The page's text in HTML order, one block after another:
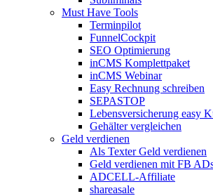
Must Have Tools
Terminpilot
FunnelCockpit
SEO Optimierung
inCMS Komplettpaket
inCMS Webinar
Easy Rechnung schreiben
SEPASTOP
Lebensversicherung easy
Gehälter vergleichen
Geld verdienen
Als Texter Geld verdienen
Geld verdienen mit FB
ADCELL-Affiliate
shareasale